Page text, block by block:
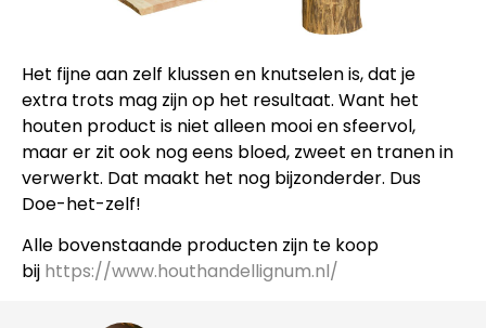
Het fijne aan zelf klussen en knutselen is, dat je
extra trots mag zijn op het resultaat. Want het
houten product is niet alleen mooi en sfeervol,
maar er zit ook nog eens bloed, zweet en tranen in
verwerkt. Dat maakt het nog bijzonderder. Dus
Doe-het-zelf!
Alle bovenstaande producten zijn te koop
bij https://www.houthandellignum.nl/